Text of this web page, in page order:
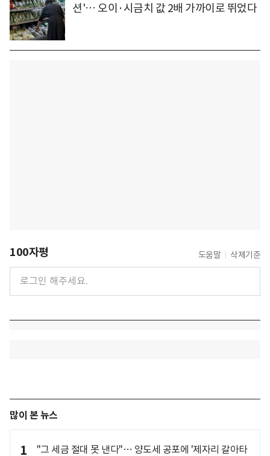
션'… 오이·시금치 값 2배 가까이로 뛰었다
100자평 도움말 삭제기준
많이 본 뉴스
1 "그 세금 절대 못 낸다"… 양도세 공포에 '제자리 갈아타